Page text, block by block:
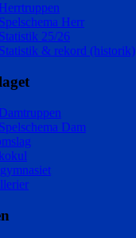
Herrtruppen
Spelschema Herr
Statistik 25/26
Statistik & rekord (historik)
Damtruppen
Spelschema Dam